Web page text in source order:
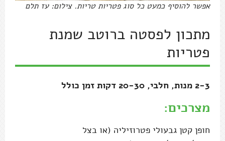
אפשר להוסיף כמעט כל סוג פטריות טריות. צילום: עז תלם
מתכון לפסטה ברוטב שמנת
פטריות
2-3 מנות, חלבי, 20-30 דקות זמן כולל
מצרכים:
חופן קטן גבעולי פטרוזיליה (או בצל